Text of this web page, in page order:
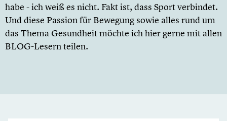
habe - ich weiß es nicht. Fakt ist, dass Sport verbindet.
Und diese Passion für Bewegung sowie alles rund um
das Thema Gesundheit möchte ich hier gerne mit allen
BLOG-Lesern teilen.